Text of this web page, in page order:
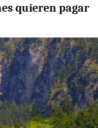
quieren pagar